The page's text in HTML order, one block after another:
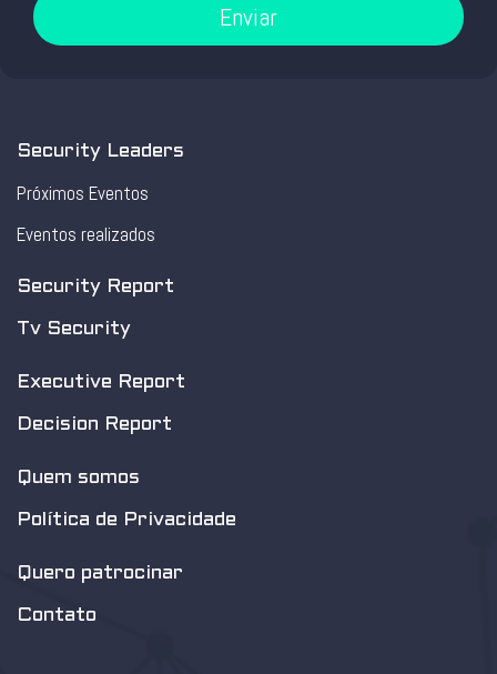
Enviar
Security Leaders
Próximos Eventos
Eventos realizados
Security Report
Tv Security
Executive Report
Decision Report
Quem somos
Política de Privacidade
Quero patrocinar
Contato